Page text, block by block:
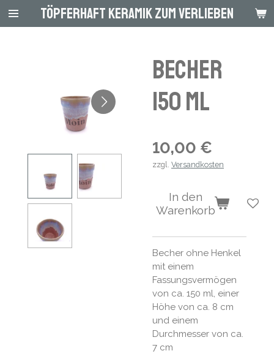
Zum
Hauptinhalt
Töpferhaft Keramik zum Verlieben
Becher
150 ml
10,00 €
zzgl. Versandkosten
In den
Warenkorb
Becher ohne Henkel
mit einem
Fassungsvermögen
von ca. 150 ml, einer
Höhe von ca. 8 cm
und einem
Durchmesser von ca.
7 cm